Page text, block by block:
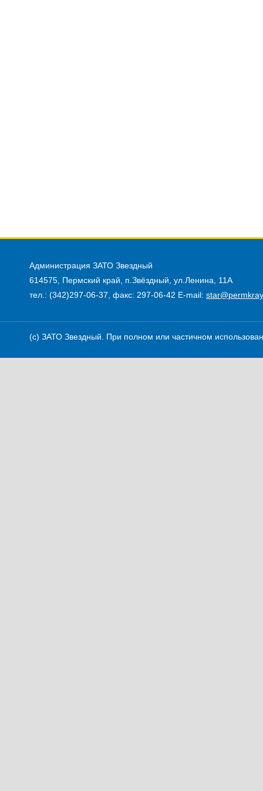
Администрация ЗАТО Звездный
614575, Пермский край, п.Звёздный, ул.Ленина, 11А
тел.: (342)297-06-37, факс: 297-06-42 E-mail:
(c) ЗАТО Звездный. При полном или частичном